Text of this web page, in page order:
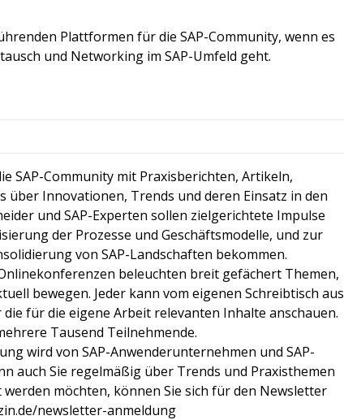
Plattformen für die SAP-Community, wenn es
und Networking im SAP-Umfeld geht.
SAP-Community mit Praxisberichten, Artikeln,
über Innovationen, Trends und deren Einsatz in den
und SAP-Experten sollen zielgerichtete Impulse
der Prozesse und Geschäftsmodelle, und zur
von SAP-Landschaften bekommen.
beleuchten breit gefächert Themen,
bewegen. Jeder kann vom eigenen Schreibtisch aus
für die eigene Arbeit relevanten Inhalte anschauen.
Tausend Teilnehmende.
wird von SAP-Anwenderunternehmen und SAP-
auch Sie regelmäßig über Trends und Praxisthemen
möchten, können Sie sich für den Newsletter
newsletter-anmeldung